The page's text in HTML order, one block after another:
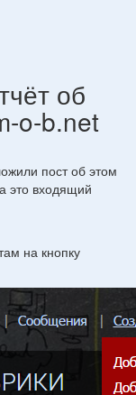
об
o-b.net
пост об этом
это входящий
на кнопку